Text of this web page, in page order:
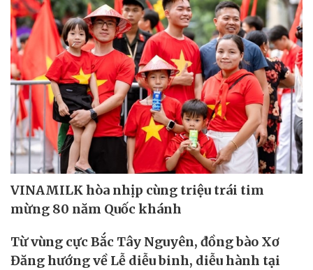
VINAMILK hòa nhịp cùng triệu trái tim
mừng 80 năm Quốc khánh
Từ vùng cực Bắc Tây Nguyên, đồng bào Xơ
Đăng hướng về Lễ diễu binh, diễu hành tại